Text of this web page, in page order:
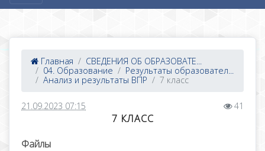
Главная
СВЕДЕНИЯ ОБ ОБРАЗОВАТЕ...
04. Образование
Результаты образовател...
Анализ и результаты ВПР
7 класс
21.09.2023 07:15 41
7 КЛАСС
Файлы